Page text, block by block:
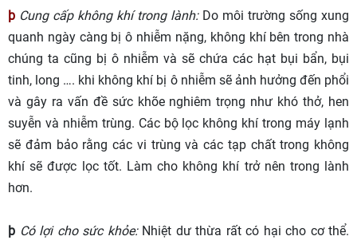
þ Cung cấp không khí trong lành:Do môi trường sống xung
quanh ngày càng bị ô nhiễm nặng, không khí bên trong nhà
chúng ta cũng bị ô nhiễm và sẽ chứa các hạt bụi bẩn, bụi
tinh, long …. khi không khí bị ô nhiễm sẽ ảnh hưởng đến phổi
và gây ra vấn đề sức khõe nghiêm trọng như khó thở, hen
suyễn và nhiễm trùng. Các bộ lọc không khí trong máy lạnh
sẽ đảm bảo rằng các vi trùng và các tạp chất trong không
khí sẽ được lọc tốt. Làm cho không khí trở nên trong lành
hơn.
þ Có lợi cho sức khỏe:Nhiệt dư thừa rất có hại cho cơ thể.